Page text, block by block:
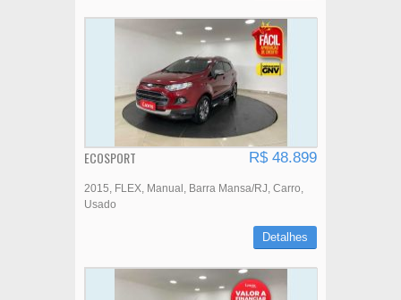
ECOSPORT R$ 48.899
2015 FLEX Manual Barra Mansa/RJ Carro
Usado
Detalhes